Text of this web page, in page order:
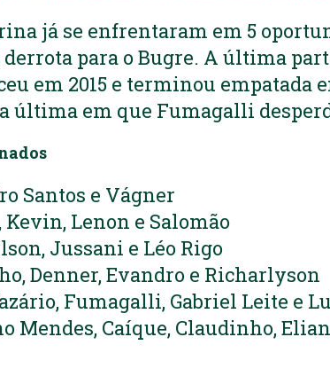
já se enfrentaram em 5
derrota para o Bugre. A última
em 2015 e terminou empatada
última em que Fumagalli
Santos e Vágner
Lenon e Salomão
Jussani e Léo Rigo
Denner, Evandro e Richarlyson
Fumagalli, Gabriel Leite e
Mendes, Caíque, Claudinho,